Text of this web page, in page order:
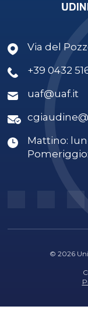
Via del
+39 0432
uaf@uaf.it
Mattino:
© 2026